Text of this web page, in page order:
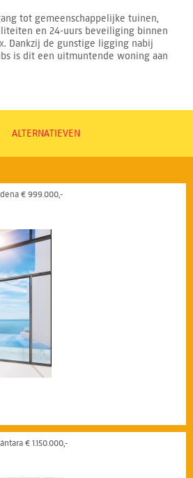
tot gemeenschappelijke tuinen,
en 24-uurs beveiliging binnen
Dankzij de gunstige ligging nabij
is dit een uitmuntende woning aan
ALTERNATIEVEN
€ 999.000,-
€ 1.150.000,-